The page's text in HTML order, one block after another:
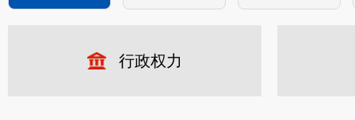
行政权力